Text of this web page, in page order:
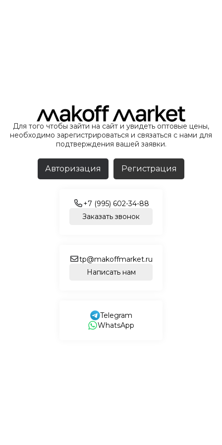
Для того чтобы зайти на сайт и увидеть оптовые цены,
необходимо зарегистрироваться и связаться с нами для
подтверждения вашей заявки.
Авторизация Регистрация
+7 (995) 602-34-88
Заказать звонок
tp@makoffmarket.ru
Написать нам
Telegram
WhatsApp